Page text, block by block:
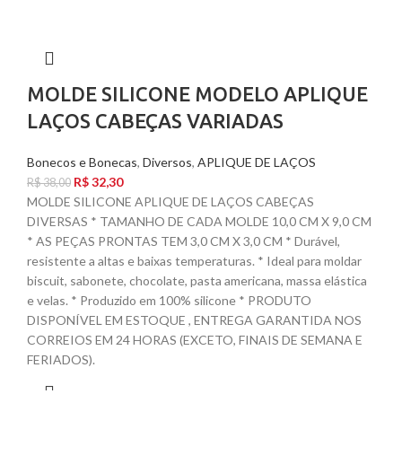
MOLDE SILICONE MODELO APLIQUE
LAÇOS CABEÇAS VARIADAS
Bonecos e Bonecas, Diversos, APLIQUE DE LAÇOS
R$38,00 R$32,30
MOLDE SILICONE APLIQUE DE LAÇOS CABEÇAS
DIVERSAS * TAMANHO DE CADA MOLDE 10,0 CM X 9,0 CM
* AS PEÇAS PRONTAS TEM 3,0 CM X 3,0 CM * Durável,
resistente a altas e baixas temperaturas. * Ideal para moldar
biscuit, sabonete, chocolate, pasta americana, massa elástica
e velas. * Produzido em 100% silicone * PRODUTO
DISPONÍVEL EM ESTOQUE , ENTREGA GARANTIDA NOS
CORREIOS EM 24 HORAS (EXCETO, FINAIS DE SEMANA E
FERIADOS).